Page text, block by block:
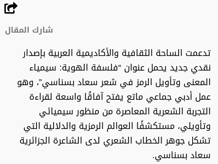
شارك المقال
تدعمت الساحة الثقافية والأكاديمية العربية بإصدار
نقدي جديد يحمل عنوان “فلسفة الهوية: سيمياء
المعنى وتأويل الرمز في شعر سعاد بسناسي”، وهو
عمل أدبي جماعي ماتع يفتح آفاقًا واسعة لقراءة
التجربة الشعرية المعاصرة من منظور سيميائي
وتأويلي، مستكشفًا العوالم الرمزية والدلالية التي
تشكل جوهر الخطاب الشعري لدى الشاعرة الجزائرية
سعاد بسناسي.